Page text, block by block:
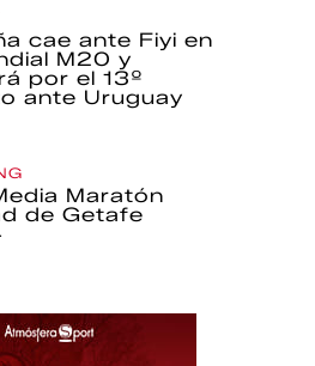
cae ante Fiyi en
M20 y
por el 13º
ante Uruguay
Maratón
de Getafe